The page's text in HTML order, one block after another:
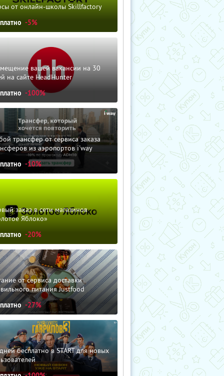
от онлайн-школы Skillfactory
-5%
вашей вакансии на 30
на сайте HeadHunter
-100%
трансфер от сервиса заказа
из аэропортов i'way
-10%
заказ в сети магазинов
Яблоко»
-20%
от сервиса доставки
питания Justfood
-27%
бесплатно в START для новых